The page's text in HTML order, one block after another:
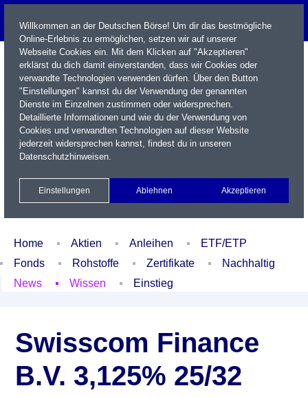
Name / WKN / ISIN / Kürzel
Xetra Realtime
Watchlist Portfolio Login
Home Aktien Anleihen
ETF/ETP
Fonds
Rohstoffe Zertifikate
Nachhaltig
News
Wissen Einstieg
Swisscom Finance
B.V. 3,125% 25/32
Willkommen an der Deutschen Börse! Um dir das bestmögliche
Online-Erlebnis zu ermöglichen, setzen wir auf unserer
Webseite Cookies ein. Mit dem Klicken auf "Akzeptieren"
erklärst du dich damit einverstanden, dass wir Cookies oder
verwandte Technologien verwenden dürfen. Über den Button
"Einstellungen" kannst du der Verwendung der genannten
Dienste im Einzelnen zustimmen oder widersprechen.
Detaillierte Informationen und wie du der Verwendung von
Cookies und verwandten Technologien auf dieser Website
jederzeit widersprechen kannst, findest du in unseren
Datenschutzhinweisen.
Einstellungen Ablehnen Akzeptieren